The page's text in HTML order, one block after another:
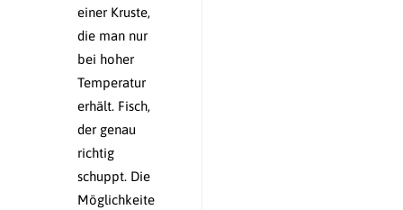
einer Kruste,
die man nur
bei hoher
Temperatur
erhält. Fisch,
der genau
richtig
schuppt. Die
Möglichkeite